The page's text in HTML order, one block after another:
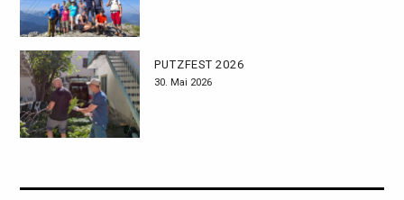
PUTZFEST 2026
30. Mai 2026